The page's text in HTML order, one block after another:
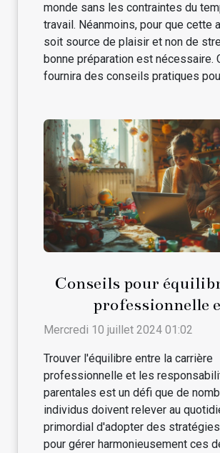
monde sans les contraintes du
travail. Néanmoins, pour que cette
soit source de plaisir et non de
bonne préparation est nécessaire.
fournira des conseils pratiques
Conseils pour
professionnelle
responsabilités
Mercredi 10 juillet 2024 01:02
Trouver l'équilibre entre la carrière
professionnelle et les
parentales est un défi que de
individus doivent relever au
primordial d'adopter des
pour gérer harmonieusement ces